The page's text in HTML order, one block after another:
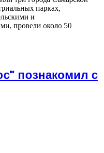
парках,
и
провели около 50
познакомил с